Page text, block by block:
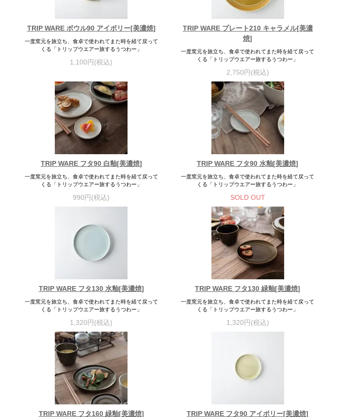
TRIP WARE ボウル90 アイボリー[美濃焼]
一度窯元を旅立ち、食卓で使われてまた時を経て戻って
くる「トリップウエアー旅するうつわー」
1,100円(税込)
TRIP WARE プレート210 キャラメル[美濃
焼]
一度窯元を旅立ち、食卓で使われてまた時を経て戻って
くる「トリップウエアー旅するうつわー」
2,750円(税込)
TRIP WARE フタ90 白釉[美濃焼]
一度窯元を旅立ち、食卓で使われてまた時を経て戻って
くる「トリップウエアー旅するうつわー」
990円(税込)
TRIP WARE フタ90 水釉[美濃焼]
一度窯元を旅立ち、食卓で使われてまた時を経て戻って
くる「トリップウエアー旅するうつわー」
SOLD OUT
TRIP WARE フタ130 水釉[美濃焼]
一度窯元を旅立ち、食卓で使われてまた時を経て戻って
くる「トリップウエアー旅するうつわー」
1,320円(税込)
TRIP WARE フタ130 緑釉[美濃焼]
一度窯元を旅立ち、食卓で使われてまた時を経て戻って
くる「トリップウエアー旅するうつわー」
1,320円(税込)
TRIP WARE フタ160 緑釉[美濃焼] TRIP WARE フタ90 アイボリー[美濃焼]